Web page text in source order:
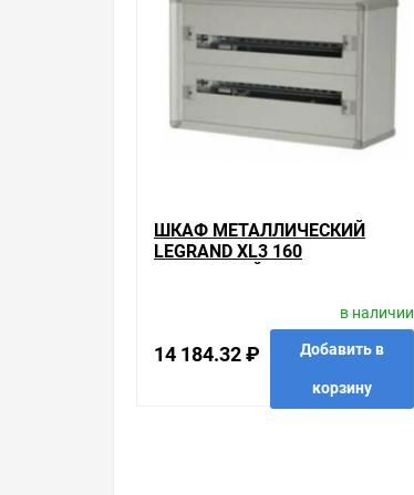
ШКАФ МЕТАЛЛИЧЕСКИЙ
LEGRAND XL3 160
14 184.32 ₽
в наличии
Добавить в
корзину